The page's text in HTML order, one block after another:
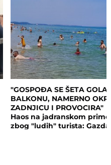
"GOSPOĐA SE ŠETA GOLA
BALKONU, NAMERNO
ZADNJICU I PROVOCIRA"
Haos na jadranskom
zbog "ludih" turista: